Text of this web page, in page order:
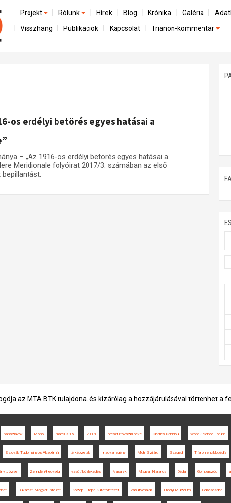
Projekt
Előzmények
Az összeomlás és a magyar társadalom
Utókor és emlékezet
Rólunk
A kutatócsoport működéséről
Hírek Blog Krónika Galéria
Visszhang Publikációk Kapcsolat Trianon-kommentár
os erdélyi betörés egyes hatásai a
– „Az 1916-os erdélyi betörés egyes hatásai a
Meridionale folyóirat 2017/3. számában az első
bepillantást.
az MTA BTK tulajdona, és kizárólag a hozzájárulásával történhet a
pánszlávok Mohol március 15. 2018 breszt-litovszki béke Charles Daniélou World Science Forum
Szlovák Tudományos Akadémia térképzetek magyar regény Mohr Szilárd Szeged Trianon enciklopédia
József Zempléni-hegység vasúti közlekedés Masaryk Magyar Narancs Déda Gombaszög
Bukaresti Magyar Intézet Közép-Európa Kutatóintézet vasútvonalak Erdélyi Múzeum Békéscsaba